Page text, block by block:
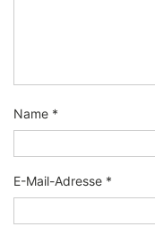
Name *
E-Mail-Adresse *